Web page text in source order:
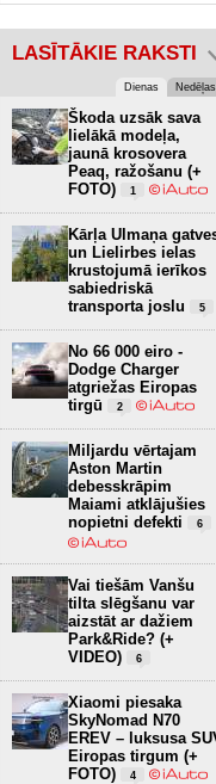
LASĪTĀKIE RAKSTI
Dienas Nedēļas
Škoda uzsāk sava
lielākā modeļa,
jaunā krosovera
Peaq, ražošanu (+
FOTO)
1
Kārļa Ulmaņa
un Lielirbes ielas
krustojumā ierīkos
sabiedriskā
transporta joslu
5
No 66 000 eiro -
Dodge Charger
atgriežas Eiropas
tirgū
2
Miljardu vērtajam
Aston Martin
debesskrāpim
Maiami atklājušies
nopietni defekti
6
Vai tiešām Vanšu
tilta slēgšanu var
aizstāt ar dažiem
Park&Ride? (+
VIDEO)
6
Xiaomi piesaka
SkyNomad N70
EREV – luksusa
Eiropas tirgum (+
FOTO)
4